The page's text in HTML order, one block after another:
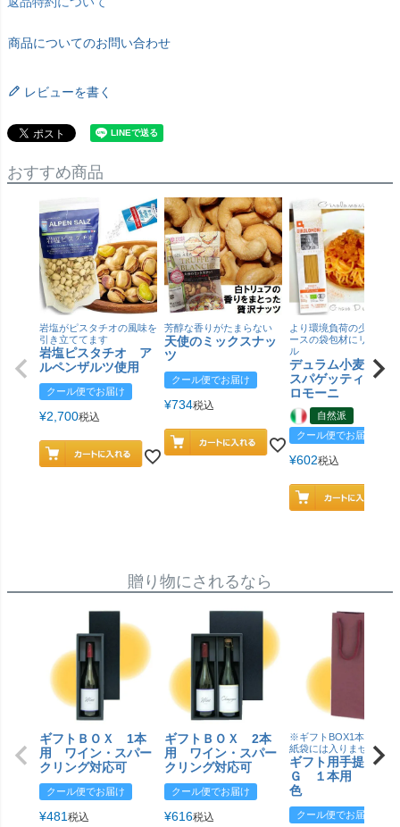
商品についてのお問い合わせ
レビューを書く
おすすめ商品
岩塩がピスタチオの風味を
引き立ててます
岩塩ピスタチオ ア
ルペンザルツ使用
クール便でお届け
¥2,700税込
芳醇な香りがたまらない
天使のミックスナッ
ツ
クール便でお届け
¥734税込
より環境負荷の少ない紙
ースの袋包材にリニュー
ル
デュラム小麦 有
スパゲッティ／ジ
ロモーニ
自然派
クール便でお届け
¥602税込
贈り物にされるなら
ギフトＢＯＸ 1本
用 ワイン・スパー
クリング対応可
クール便でお届け
¥481税込
ギフトＢＯＸ 2本
用 ワイン・スパー
クリング対応可
クール便でお届け
¥616税込
※ギフトBOX1本用はこ
紙袋には入りません
ギフト用手提げＢ
Ｇ １本用 エン
色
クール便でお届け